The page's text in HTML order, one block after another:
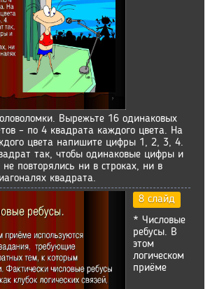
Вырежьте 16 одинаковых
– по 4 квадрата каждого цвета. На
цвета напишите цифры 1, 2, 3, 4.
так, чтобы одинаковые цифры и
повторялись ни в строках, ни в
квадрата.
8 слайд
* Числовые
ребусы. В
этом
логическом
приёме